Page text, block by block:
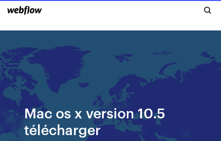
Mac os x version 10.5
télécharger